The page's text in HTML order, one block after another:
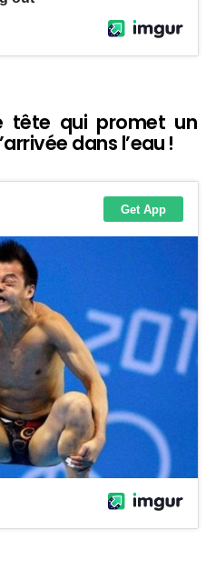
tête qui promet un
dans l’eau !